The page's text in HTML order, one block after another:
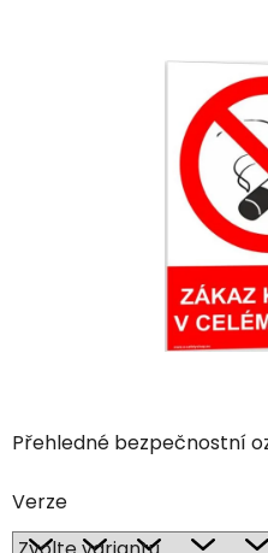
Přehledné bezpečnostní
Verze